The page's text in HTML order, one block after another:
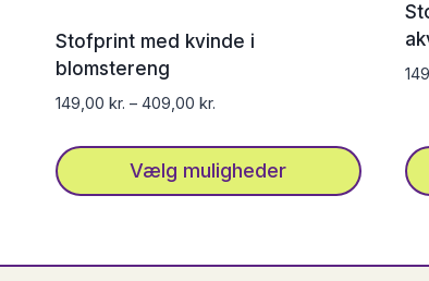
Stofprint med kvinde i
blomstereng
149,00 kr. – 409,00 kr.
Vælg muligheder
har